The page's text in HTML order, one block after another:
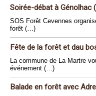
Soirée-débat à Génolhac
SOS Forêt Cevennes
forêt (…)
Fête de la forêt et dau
La commune de La Martre
événement (…)
Balade en forêt avec